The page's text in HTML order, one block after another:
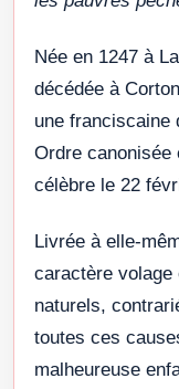
Née en 1247 à
décédée à
une franciscaine
Ordre canonisée
célèbre le 22
Livrée à elle-
caractère volage
naturels,
toutes ces
malheureuse